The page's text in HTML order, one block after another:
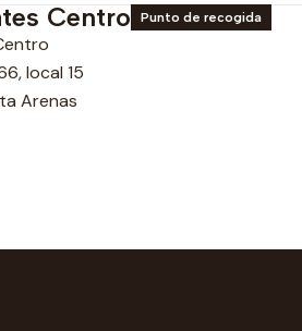
Centro Punto de recogida
local 15
Arenas